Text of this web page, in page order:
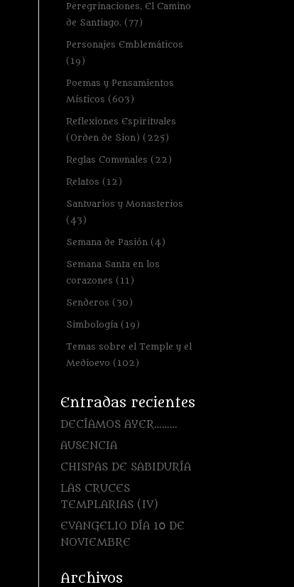
Peregrinaciones. El Camino
de Santiago. (77)
Personajes Emblemáticos
(19)
Poemas y Pensamientos
Místicos (603)
Reflexiones Espirituales
(Orden de Sion) (225)
Reglas Comunales (22)
Relatos (12)
Santuarios y Monasterios
(43)
Semana de Pasión (4)
Semana Santa en los
corazones (11)
Senderos (30)
Simbología (19)
Temas sobre el Temple y el
Medioevo (102)
Entradas recientes
DECÍAMOS AYER………
AUSENCIA
CHISPAS DE SABIDURÍA
LAS CRUCES
TEMPLARIAS (IV)
EVANGELIO DÍA 10 DE
NOVIEMBRE
Archivos